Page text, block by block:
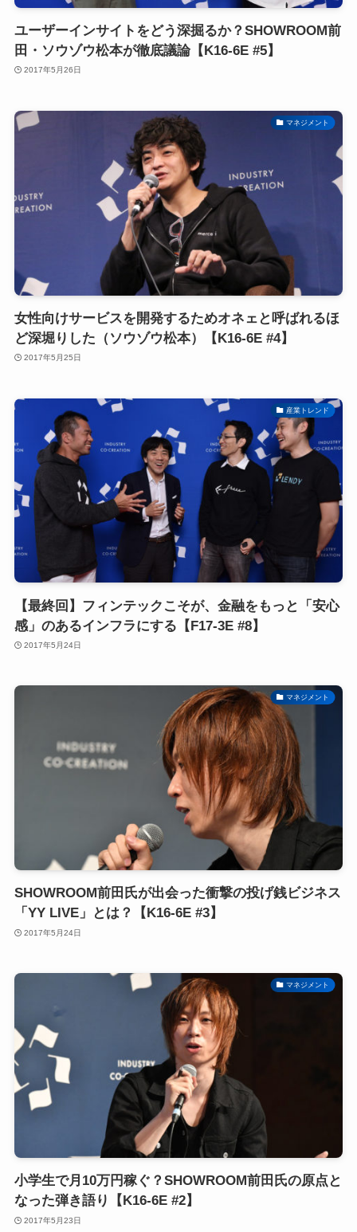
ユーザーインサイトをどう深掘るか？SHOWROOM前
田・ソウゾウ松本が徹底議論【K16-6E #5】
2017年5月26日
マネジメント
女性向けサービスを開発するためオネェと呼ばれるほ
ど深堀りした（ソウゾウ松本）【K16-6E #4】
2017年5月25日
産業トレンド
【最終回】フィンテックこそが、金融をもっと「安心
感」のあるインフラにする【F17-3E #8】
2017年5月24日
マネジメント
SHOWROOM前田氏が出会った衝撃の投げ銭ビジネス
「YY LIVE」とは？【K16-6E #3】
2017年5月24日
マネジメント
小学生で月10万円稼ぐ？SHOWROOM前田氏の原点と
なった弾き語り【K16-6E #2】
2017年5月23日